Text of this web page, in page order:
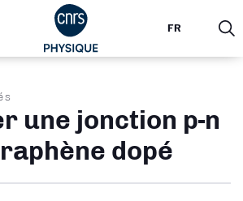
FR
une jonction p-n
dopé